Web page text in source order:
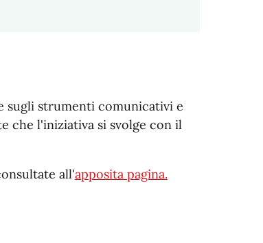
sugli strumenti comunicativi e
che l'iniziativa si svolge con il
all'apposita pagina.